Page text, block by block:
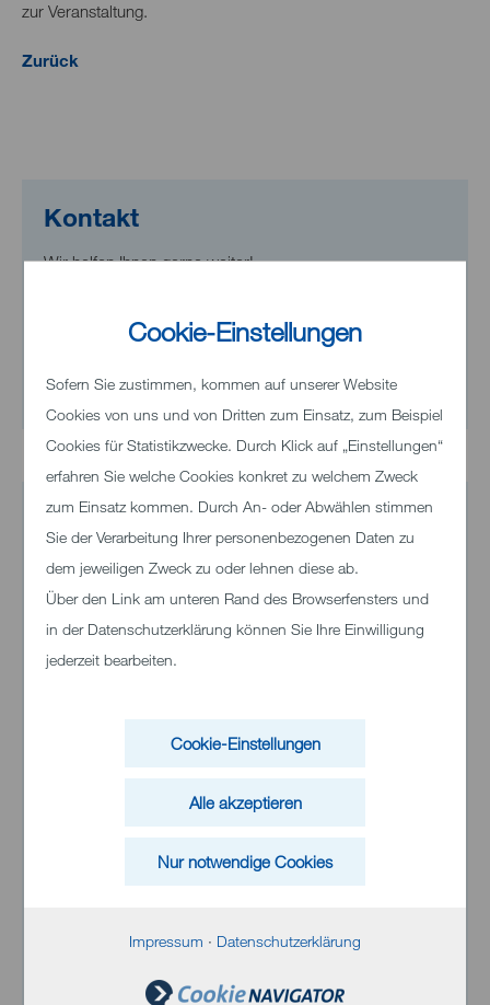
Cookie-Einstellungen
Sofern Sie zustimmen, kommen auf unserer Website
Cookies von uns und von Dritten zum Einsatz, zum Beispiel
Cookies für Statistikzwecke. Durch Klick auf „Einstellungen“
erfahren Sie welche Cookies konkret zu welchem Zweck
zum Einsatz kommen. Durch An- oder Abwählen stimmen
Sie der Verarbeitung Ihrer personenbezogenen Daten zu
dem jeweiligen Zweck zu oder lehnen diese ab.
Über den Link am unteren Rand des Browserfensters und
in der Datenschutzerklärung können Sie Ihre Einwilligung
jederzeit bearbeiten.
Cookie-Einstellungen
Alle akzeptieren
Nur notwendige Cookies
Impressum · Datenschutzerklärung
zur Veranstaltung.
Zurück
Kontakt
Wir helfen Ihnen gerne weiter!
E-Mail senden
+49 (0)7321 33 0
Inhalt von Bing Maps
Bei Aktivierung können personenbezogene